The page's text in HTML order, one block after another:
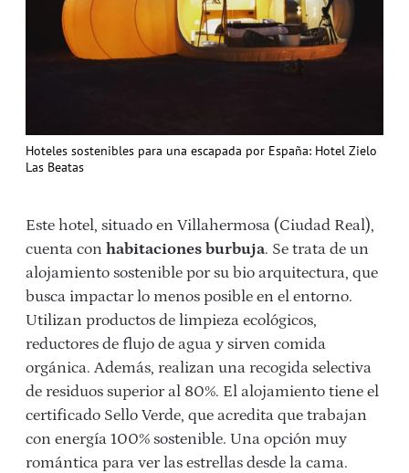
Hoteles sostenibles para una escapada por España: Hotel Zielo
Las Beatas
Este hotel, situado en Villahermosa (Ciudad Real),
cuenta con habitaciones burbuja. Se trata de un
alojamiento sostenible por su bio arquitectura, que
busca impactar lo menos posible en el entorno.
Utilizan productos de limpieza ecológicos,
reductores de flujo de agua y sirven comida
orgánica. Además, realizan una recogida selectiva
de residuos superior al 80%. El alojamiento tiene el
certificado Sello Verde, que acredita que trabajan
con energía 100% sostenible. Una opción muy
romántica para ver las estrellas desde la cama.